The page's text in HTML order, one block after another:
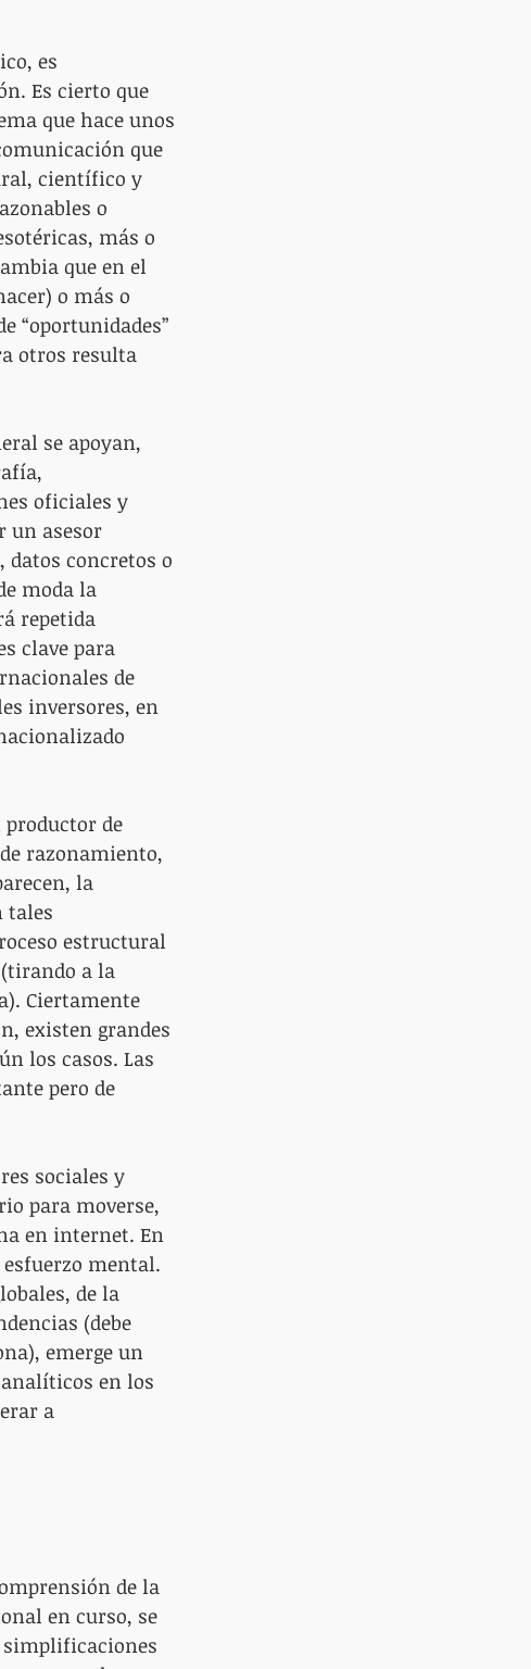
es
Es cierto que
que hace unos
que
científico y
o
más o
que en el
o más o
“oportunidades”
otros resulta
se apoyan,
oficiales y
un asesor
datos concretos o
moda la
repetida
clave para
de
inversores, en
de
razonamiento,
la
tales
estructural
a la
Ciertamente
existen grandes
los casos. Las
pero de
sociales y
para moverse,
en internet. En
mental.
de la
(debe
emerge un
en los
a
de la
en curso, se
simplificaciones